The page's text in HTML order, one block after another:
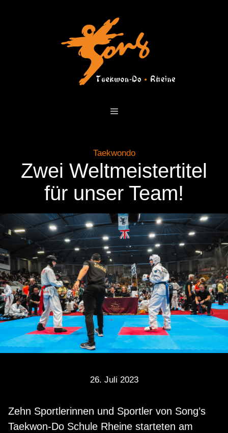
Taekwondo
Zwei Weltmeistertitel
für unser Team!
26. Juli 2023
Zehn Sportlerinnen und Sportler von Song’s
Taekwon-Do Schule Rheine starteten am